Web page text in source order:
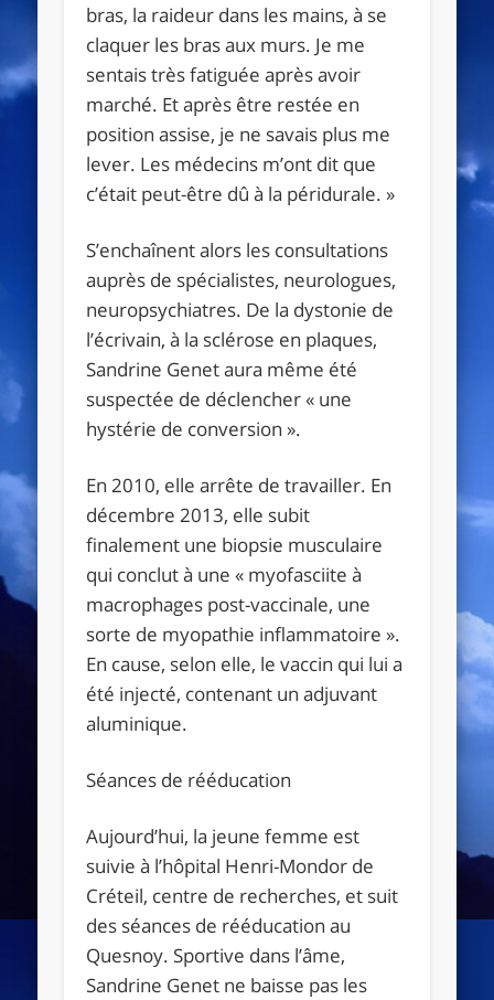
bras, la raideur dans les mains, à se
claquer les bras aux murs. Je me
sentais très fatiguée après avoir
marché. Et après être restée en
position assise, je ne savais plus me
lever. Les médecins m’ont dit que
c’était peut-être dû à la péridurale. »
S’enchaînent alors les consultations
auprès de spécialistes, neurologues,
neuropsychiatres. De la dystonie de
l’écrivain, à la sclérose en plaques,
Sandrine Genet aura même été
suspectée de déclencher « une
hystérie de conversion ».
En 2010, elle arrête de travailler. En
décembre 2013, elle subit
finalement une biopsie musculaire
qui conclut à une « myofasciite à
macrophages post-vaccinale, une
sorte de myopathie inflammatoire ».
En cause, selon elle, le vaccin qui lui a
été injecté, contenant un adjuvant
aluminique.
Séances de rééducation
Aujourd’hui, la jeune femme est
suivie à l’hôpital Henri-Mondor de
Créteil, centre de recherches, et suit
des séances de rééducation au
Quesnoy. Sportive dans l’âme,
Sandrine Genet ne baisse pas les